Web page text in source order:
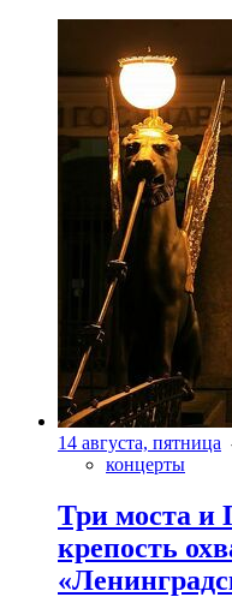
14 августа, пятница
концерты
Три моста и
крепость